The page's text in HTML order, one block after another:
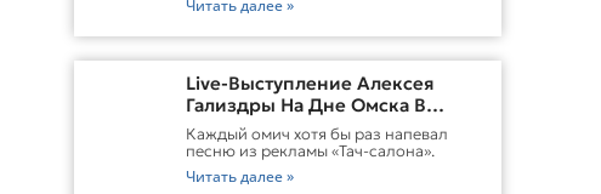
Читать далее »
Live-Выступление Алексея
Гализдры На Дне Омска В
Москве
Каждый омич хотя бы раз напевал
песню из рекламы «Тач-салона».
Читать далее »